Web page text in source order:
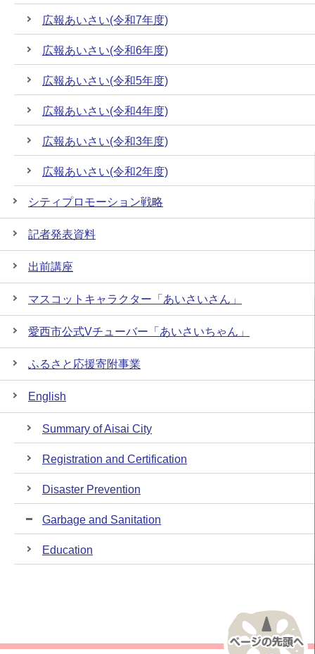
広報あいさい(令和7年度)
広報あいさい(令和6年度)
広報あいさい(令和5年度)
広報あいさい(令和4年度)
広報あいさい(令和3年度)
広報あいさい(令和2年度)
シティプロモーション戦略
記者発表資料
出前講座
マスコットキャラクター「あいさいさん」
愛西市公式Vチューバー「あいさいちゃん」
ふるさと応援寄附事業
English
Summary of Aisai City
Registration and Certification
Disaster Prevention
Garbage and Sanitation
Education